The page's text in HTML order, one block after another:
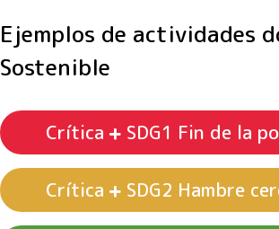
Ejemplos de actividades
Sostenible
Crítica SDG1 Fin de la
Crítica SDG2 Hambre